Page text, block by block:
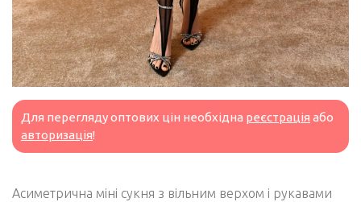
Для перегляду оптових цін необхідна реєстрація або
авторизація!
Асиметрична міні сукня з вільним верхом і рукавами